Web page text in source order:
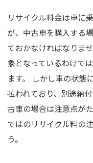
リサイクル料金は車に
が、中古車を購入する
ておかなければなりま
象となっているわけで
ます。 しかし車の状態
払われており、別途納
古車の場合は注意点が
ではのリサイクル料の
う。